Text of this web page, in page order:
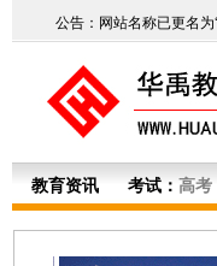
公告：网站名称已更名为
教育资讯 考试： 高考